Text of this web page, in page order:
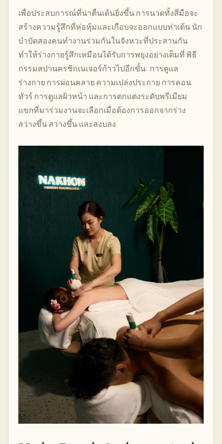
เพื่อประสบการณ์ที่น่าตื่นเต้นยิ่งขึ้น การนวดทั้งสี่มือจะ
สร้างความรู้สึกที่ห่อหุ้มและเกือบจะออกแบบท่าเต้น นัก
บำบัดสองคนทำงานร่วมกันในจังหวะที่ประสานกัน
ทำให้ร่างกายรู้สึกเหมือนได้รับการพยุงอย่างเต็มที่ พิธี
กรรมสปานครซิกเนเจอร์ก้าวไปอีกขั้น: การดูแล
ร่างกาย การผ่อนคลาย ความเปล่งประกาย การคอน
ทัวร์ การดูแลผิวหน้า และการตกแต่งระดับพรีเมียม
แขกที่มาร่วมงานจะเลือกเมื่อต้องการออกจากร่าง
สว่างขึ้น สว่างขึ้น และสงบลง